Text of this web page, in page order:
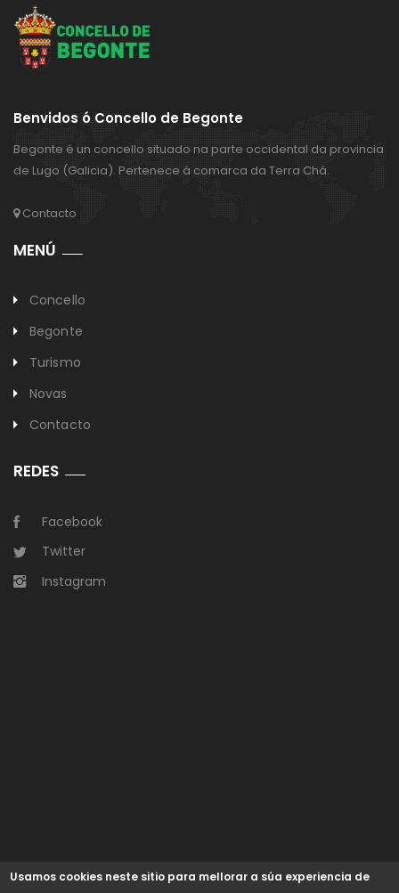
Benvidos ó Concello de Begonte
Begonte é un concello situado na parte occidental da provincia
de Lugo (Galicia). Pertenece á comarca da Terra Chá.
Contacto
MENÚ
Concello
Begonte
Turismo
Novas
Contacto
REDES
Facebook
Twitter
Instagram
Usamos cookies neste sitio para mellorar a súa experiencia de